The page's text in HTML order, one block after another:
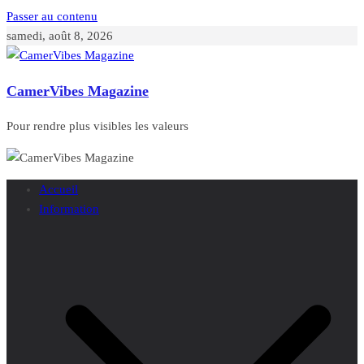
Passer au contenu
samedi, août 8, 2026
CamerVibes Magazine
Pour rendre plus visibles les valeurs
Accueil
Information